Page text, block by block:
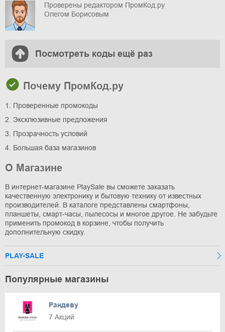
Проверены редактором ПромКод.ру
Олегом Борисовым
Посмотреть коды ещё раз
Почему ПромКод.ру
1. Проверенные промокоды
2. Эксклюзивные предложения
3. Прозрачность условий
4. Большая база магазинов
О Магазине
В интернет-магазине PlaySale вы сможете заказать
качественную электронику и бытовую технику от известных
производителей. В каталоге представлены смартфоны,
планшеты, смарт-часы, пылесосы и многое другое. Не забудьте
применить промокод в корзине, чтобы получить
дополнительную скидку.
PLAY-SALE
Популярные магазины
Рандеву
7 Акций